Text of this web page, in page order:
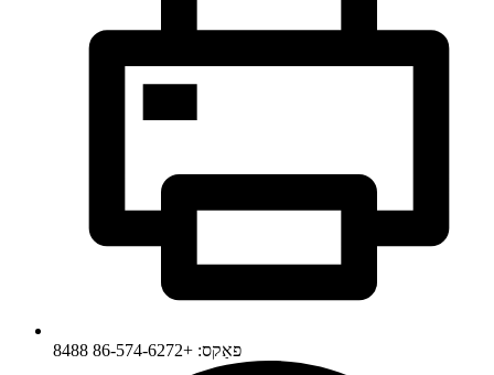
פאַקס: +86-574-6272 8488